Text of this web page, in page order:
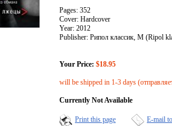
Pages: 352
Cover: Hardcover
Year: 2012
Publisher: Рипол классик, М (Ripol
Your Price: $18.95
will be shipped in 1-3 days
Currently Not Available
Print this page E-mail